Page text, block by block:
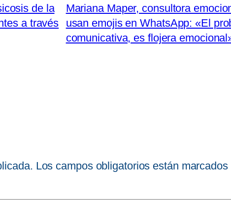
de la
a través
Mariana Maper, consultora
usan emojis en WhatsApp: «El
comunicativa, es flojera
Los campos obligatorios están